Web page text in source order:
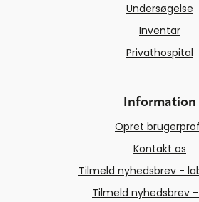
Undersøgelse
Inventar
Privathospital
Information
Opret
Kontakt os
Tilmeld nyhedsbrev -
Tilmeld nyhedsbrev